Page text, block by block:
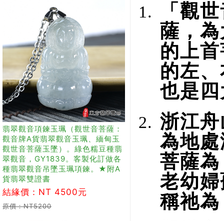
翡翠觀音項鍊玉珮（觀世音菩薩：
觀音牌A貨翡翠觀音玉珮、緬甸玉
觀世音菩薩玉墜）。綠色糯豆種翡
翠觀音，GY1839。客製化訂做各
種翡翠觀音吊墜玉珮項鍊。★附A
貨翡翠雙證書
結緣價：NT 4500元
原價：NT5200
「觀
薩，
的上
的左
也是
浙江
為地
菩薩
老幼
稱祂